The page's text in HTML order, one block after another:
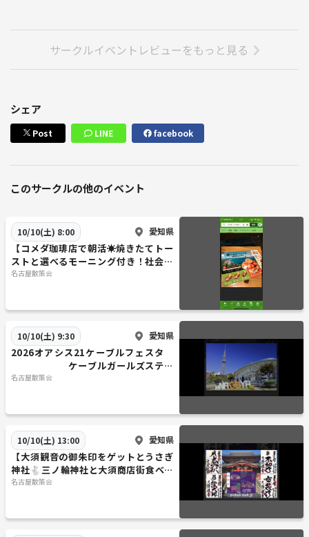
サークルイベントレビューをもっと見る
シェア
Post LINE facebook
このサークルの他のイベント
10/10(土) 8:00 愛知県
【コメダ珈琲店で朝活☀️焼きたてトー
ストと選べるモーニング付き！社会人
限定ゆるトーク会🍞
名古屋散策会
10/10(土) 9:30 愛知県
2026オアシス21ケーブルフェスタ
ケーブルガールズステー
ジ
名古屋散策会
10/10(土) 13:00 愛知県
【大須観音の御朱印をゲットとうさぎ
神社🐇三ノ輪神社と大須商店街食べ歩
き🍡
名古屋散策会